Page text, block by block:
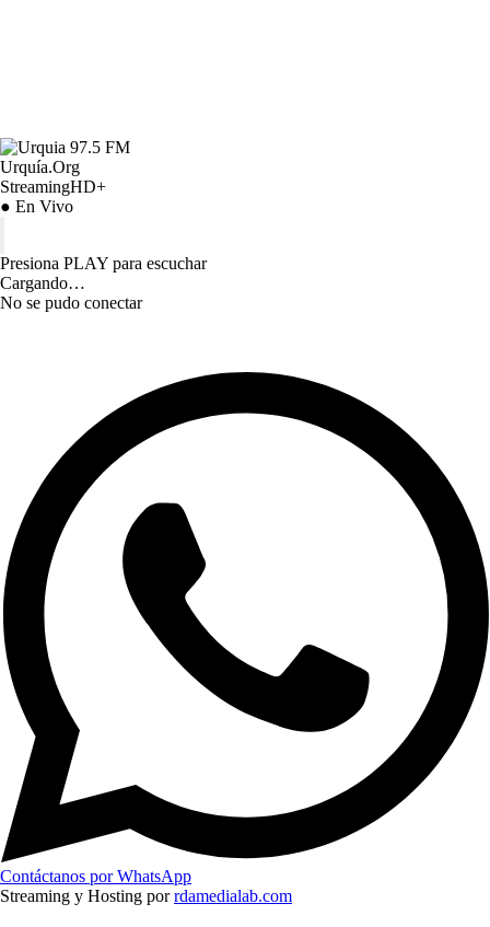
Urquía.Org
StreamingHD+
● En Vivo
Presiona PLAY para escuchar
Cargando…
No se pudo conectar
Contáctanos por WhatsApp
Streaming y Hosting porrdamedialab.com